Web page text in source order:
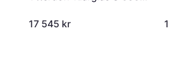
17 545 kr